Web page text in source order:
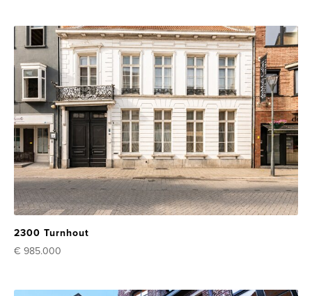
2300 Turnhout
€ 985.000